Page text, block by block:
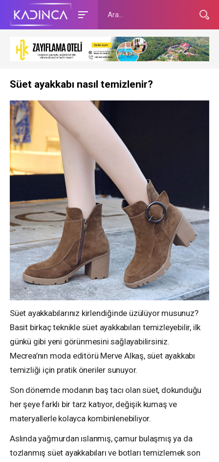
Süet ayakkabı nasıl temizlenir?
Süet ayakkabılarınız kirlendiğinde üzülüyor musunuz?
Basit birkaç teknikle süet ayakkabıları temizleyebilir, ilk
günkü gibi yeni görünmesini sağlayabilirsiniz.
Mecrea’nın moda editörü Merve Alkaş, süet ayakkabı
temizliği için pratik öneriler sunuyor.
Son dönemde modanın baş tacı olan süet, dokunduğu
her şeye farklı bir tarz katıyor, değişik kumaş ve
materyallerle kolayca kombinlenebiliyor.
Aslında yağmurdan ıslanmış, çamur bulaşmış ya da
tozlanmış süet ayakkabıları ve botları temizlemek son